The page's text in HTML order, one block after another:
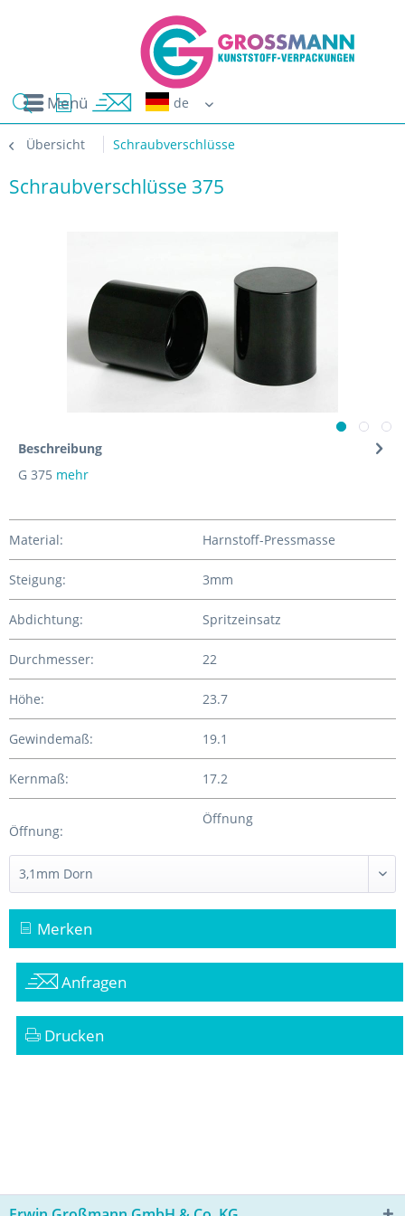
Menü
Übersicht Schraubverschlüsse
Schraubverschlüsse 375
Beschreibung
G 375 mehr
Material: Harnstoff-Pressmasse
Steigung: 3mm
Abdichtung: Spritzeinsatz
Durchmesser: 22
Höhe: 23.7
Gewindemaß: 19.1
Kernmaß: 17.2
Öffnung:
Öffnung
Merken
Anfragen
Drucken